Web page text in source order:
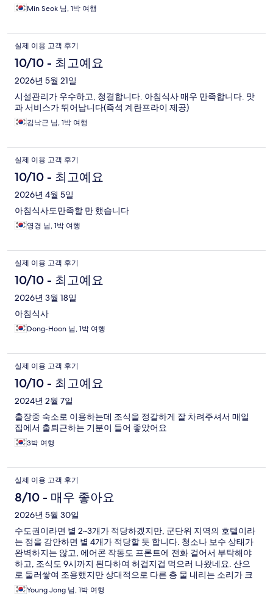
Min Seok 님, 1박 여행
실제 이용 고객 후기
10/10 - 최고예요
2026년 5월 21일
시설관리가 우수하고, 청결합니다. 아침식사 매우 만족합니다. 맛
과 서비스가 뛰어납니다(즉석 계란프라이 제공)
김낙근 님, 1박 여행
실제 이용 고객 후기
10/10 - 최고예요
2026년 4월 5일
아침식사도만족할 만 했습니다
영경 님, 1박 여행
실제 이용 고객 후기
10/10 - 최고예요
2026년 3월 18일
아침식사
Dong-Hoon 님, 1박 여행
실제 이용 고객 후기
10/10 - 최고예요
2024년 2월 7일
출장중 숙소로 이용하는데 조식을 정갈하게 잘 차려주셔서 매일
집에서 출퇴근하는 기분이 들어 좋았어요
3박 여행
실제 이용 고객 후기
8/10 - 매우 좋아요
2026년 5월 30일
수도권이라면 별 2~3개가 적당하겠지만, 군단위 지역의 호텔이라
는 점을 감안하면 별 4개가 적당할 듯 합니다. 청소나 보수 상태가
완벽하지는 않고, 에어콘 작동도 프론트에 전화 걸어서 부탁해야
하고, 조식도 9시까지 된다하여 허겁지겁 먹으러 나왔네요. 산으
로 둘러쌓여 조용했지만 상대적으로 다른 층 물 내리는 소리가 크
게 들렸습니다. 그래도 이쪽 근처에서는 더 나은 호텔 찾기 어렵다
고 생각됩니다.
Young Jong 님, 1박 여행